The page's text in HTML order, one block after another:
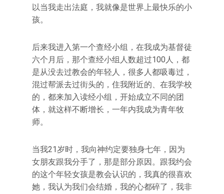
以当我走出法庭，我就像是世界上最快乐的小
孩。
后来我进入第一个查经小组，在我成为基督徒
六个月后，那个查经小组人数超过100人，都
是从没去过教会的年轻人，很多人都吸毒过，
混过帮派去过街头的，住我附近的、在我学校
的，都来加入读经小组，开始成立不同的团
体，就这样不断增长，一年内我成为青年牧
师。
当我21岁时，我向神约定要独身七年，因为
女朋友跟我分手了，那是部分原因。跟我约会
的这个年轻女孩是教会认识的，我真的很喜欢
她，我认为我们会结婚，我的心都碎了，我非